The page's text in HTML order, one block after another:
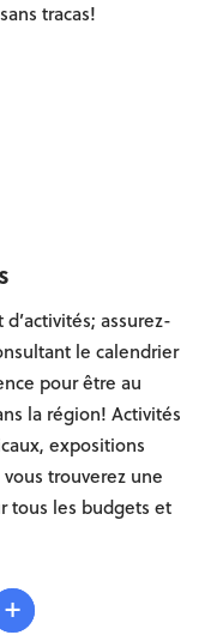
tracas!
assurez-
le calendrier
pour être au
la région! Activités
expositions
trouverez une
tous les budgets et
+